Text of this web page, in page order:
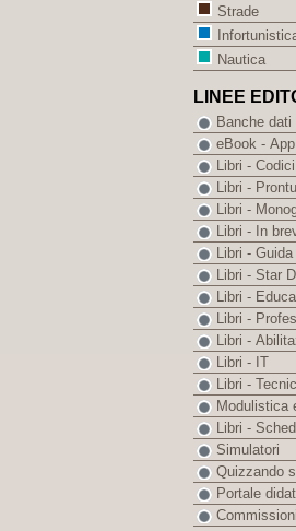
Strade
Nautica
LINEE
Banche dati
eBook - App
Libri - Codici
Libri -
Libri -
Libri - In
Libri -
Libri - Star
Libri - Educa
Libri -
Libri -
Libri - IT
Libri -
Modulistica
Libri -
Simulatori
Quizzando
Portale